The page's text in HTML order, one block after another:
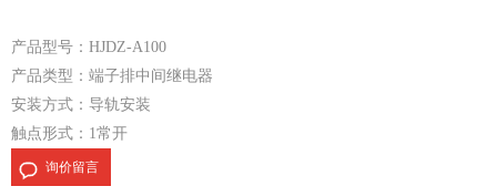
产品型号：HJDZ-A100
产品类型：端子排中间继电器
安装方式：导轨安装
触点形式：1常开
询价留言